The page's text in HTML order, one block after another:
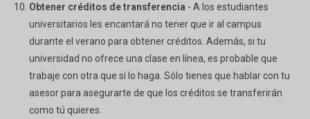
Obtener créditos de transferencia - A los estudiantes
universitarios les encantará no tener que ir al campus
durante el verano para obtener créditos. Además, si tu
universidad no ofrece una clase en línea, es probable que
trabaje con otra que sí lo haga. Sólo tienes que hablar con tu
asesor para asegurarte de que los créditos se transferirán
como tú quieres.